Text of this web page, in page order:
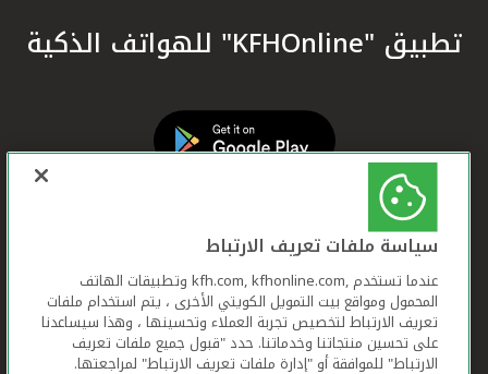
تطبيق "KFHOnline" للهواتف الذكية
سياسة ملفات تعريف الارتباط
عندما تستخدم ,kfh.com, kfhonline.com وتطبيقات الهاتف
المحمول ومواقع بيت التمويل الكويتي الأخرى ، يتم استخدام ملفات
تعريف الارتباط لتخصيص تجربة العملاء وتحسينها ، وهذا سيساعدنا
على تحسين منتجاتنا وخدماتنا. حدد "قبول جميع ملفات تعريف
الارتباط" للموافقة أو "إدارة ملفات تعريف الارتباط" لمراجعتها.